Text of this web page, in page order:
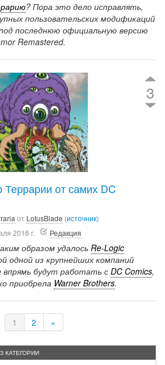
? Пора это дело исправлять,
пользовательских модификаций
последнюю официальную версию
Remastered.
3
от самих DC
от LotusBlade (источник)
2016 г. Редакция
образом удалось Re-Logic
одной из крупнейших компаний
будут работать с DC Comics,
приобрела Warner Brothers.
1 2 »
КАТЕГОРИИ